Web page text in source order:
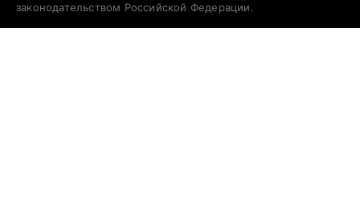
законодательством Российской Федерации.